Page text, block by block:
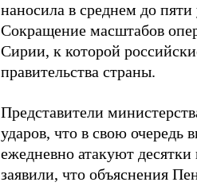
наносила в среднем до
Сокращение масштабов
Сирии, к которой
правительства страны.
Представители
ударов, что в свою очередь
ежедневно атакуют
заявили, что объяснения